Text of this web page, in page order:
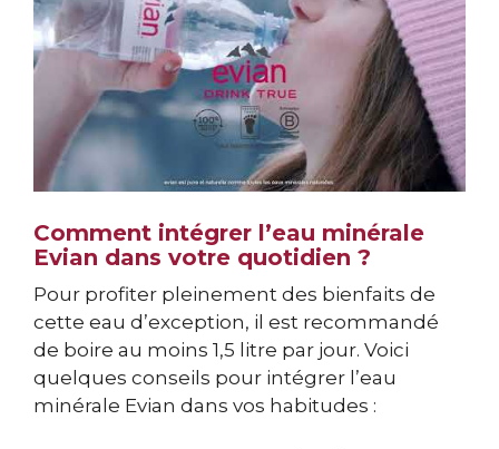
Comment intégrer l’eau minérale
Evian dans votre quotidien ?
Pour profiter pleinement des bienfaits de
cette eau d’exception, il est recommandé
de boire au moins 1,5 litre par jour. Voici
quelques conseils pour intégrer l’eau
minérale Evian dans vos habitudes :